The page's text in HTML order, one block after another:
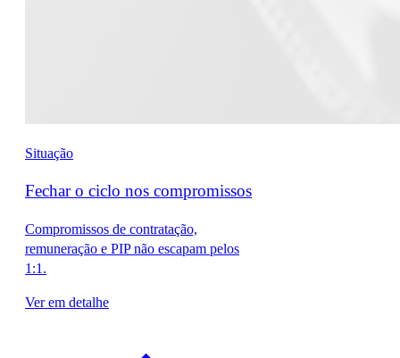
Situação
Fechar o ciclo nos compromissos
Compromissos de contratação,
remuneração e PIP não escapam pelos
1:1.
Ver em detalhe